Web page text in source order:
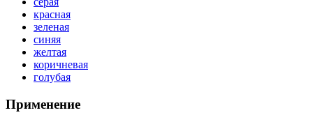
красная
зеленая
синяя
желтая
коричневая
голубая
Применение